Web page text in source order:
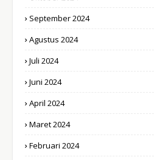
September 2024
Agustus 2024
Juli 2024
Juni 2024
April 2024
Maret 2024
Februari 2024